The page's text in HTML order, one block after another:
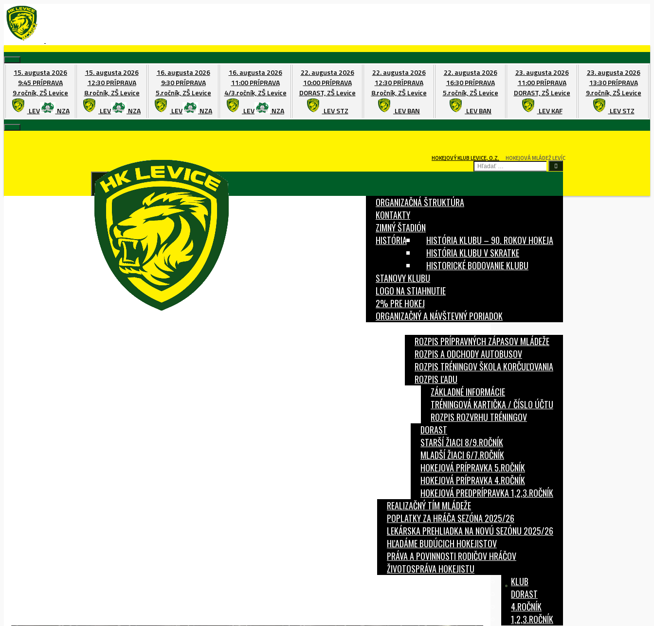
Skip
to
content
15. augusta 2026
9:45 PRÍPRAVA
9.ročník, ZŠ Levice
LEV
NZA
15. augusta 2026
12:30 PRÍPRAVA
8.ročník, ZŠ Levice
LEV
NZA
16. augusta 2026
9:30 PRÍPRAVA
5.ročník, ZŠ Levice
LEV
NZA
16. augusta 2026
11:00 PRÍPRAVA
4/3.ročník, ZŠ Levice
LEV
NZA
22. augusta 2026
10:00 PRÍPRAVA
DORAST, ZŠ Levice
LEVSTZ
22. augusta 2026
12:30 PRÍPRAVA
8.ročník, ZŠ Levice
LEVBAN
22. augusta 2026
16:30 PRÍPRAVA
5.ročník, ZŠ Levice
LEVBAN
23. augusta 2026
11:00 PRÍPRAVA
DORAST, ZŠ Levice
LEVKAF
23. augusta 2026
13:30 PRÍPRAVA
9.ročník, ZŠ Levice
LEVSTZ
HOKEJOVÝ KLUB LEVICE, O.Z. HOKEJOVÁ MLÁDEŽ LEVÍC
ORGANIZAČNÁ ŠTRUKTÚRA
KONTAKTY
ZIMNÝ ŠTADIÓN
HISTÓRIA
HISTÓRIA KLUBU – 90. ROKOV HOKEJA
HISTÓRIA KLUBU V SKRATKE
HISTORICKÉ BODOVANIE KLUBU
STANOVY KLUBU
LOGO NA STIAHNUTIE
2% PRE HOKEJ
ORGANIZAČNÝ A NÁVŠTEVNÝ PORIADOK
ROZPIS PRÍPRAVNÝCH ZÁPASOV MLÁDEŽE
ROZPIS A ODCHODY AUTOBUSOV
ROZPIS TRÉNINGOV ŠKOLA KORČUĽOVANIA
ROZPIS ĽADU
ZÁKLADNÉ INFORMÁCIE
TRÉNINGOVÁ KARTIČKA / ČÍSLO ÚČTU
ROZPIS ROZVRHU TRÉNINGOV
DORAST
STARŠÍ ŽIACI 8/9.ROČNÍK
MLADŠÍ ŽIACI 6/7.ROČNÍK
HOKEJOVÁ PRÍPRAVKA 5.ROČNÍK
HOKEJOVÁ PRÍPRAVKA 4.ROČNÍK
HOKEJOVÁ PREDPRÍPRAVKA 1,2,3.ROČNÍK
REALIZAČNÝ TÍM MLÁDEŽE
POPLATKY ZA HRÁČA SEZÓNA 2025/26
LEKÁRSKA PREHLIADKA NA NOVÚ SEZÓNU 2025/26
HĽADÁME BUDÚCICH HOKEJISTOV
PRÁVA A POVINNOSTI RODIČOV HRÁČOV
ŽIVOTOSPRÁVA HOKEJISTU
KLUB
DORAST
4.ROČNÍK
1,2,3.ROČNÍK
HĽADAŤ: